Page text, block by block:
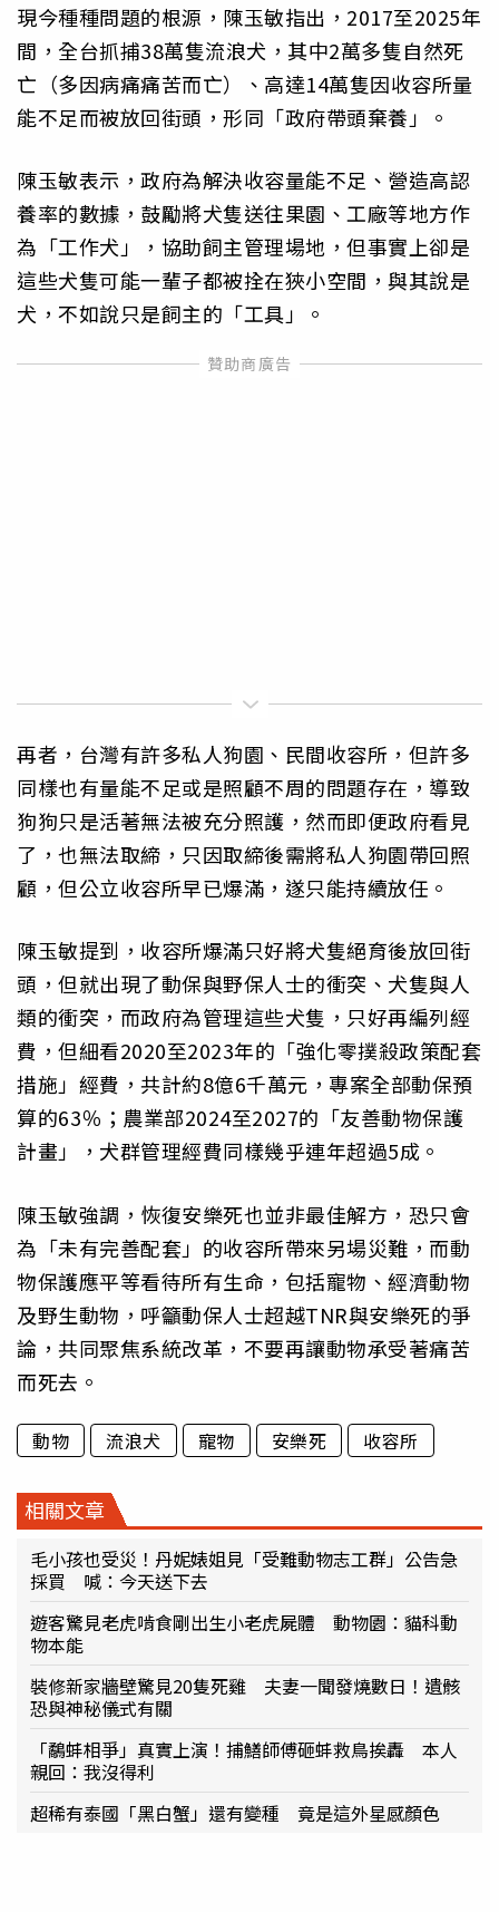
現今種種問題的根源，陳玉敏指出，2017至2025年
間，全台抓捕38萬隻流浪犬，其中2萬多隻自然死
亡（多因病痛痛苦而亡）、高達14萬隻因收容所量
能不足而被放回街頭，形同「政府帶頭棄養」。
陳玉敏表示，政府為解決收容量能不足、營造高認
養率的數據，鼓勵將犬隻送往果園、工廠等地方作
為「工作犬」，協助飼主管理場地，但事實上卻是
這些犬隻可能一輩子都被拴在狹小空間，與其說是
犬，不如說只是飼主的「工具」。
再者，台灣有許多私人狗園、民間收容所，但許多
同樣也有量能不足或是照顧不周的問題存在，導致
狗狗只是活著無法被充分照護，然而即便政府看見
了，也無法取締，只因取締後需將私人狗園帶回照
顧，但公立收容所早已爆滿，遂只能持續放任。
陳玉敏提到，收容所爆滿只好將犬隻絕育後放回街
頭，但就出現了動保與野保人士的衝突、犬隻與人
類的衝突，而政府為管理這些犬隻，只好再編列經
費，但細看2020至2023年的「強化零撲殺政策配套
措施」經費，共計約8億6千萬元，專案全部動保預
算的63％；農業部2024至2027的「友善動物保護
計畫」，犬群管理經費同樣幾乎連年超過5成。
陳玉敏強調，恢復安樂死也並非最佳解方，恐只會
為「未有完善配套」的收容所帶來另場災難，而動
物保護應平等看待所有生命，包括寵物、經濟動物
及野生動物，呼籲動保人士超越TNR與安樂死的爭
論，共同聚焦系統改革，不要再讓動物承受著痛苦
而死去。
動物 流浪犬 寵物 安樂死 收容所
相關文章
毛小孩也受災！丹妮婊姐見「受難動物志工群」公告急
採買 喊：今天送下去
遊客驚見老虎啃食剛出生小老虎屍體 動物園：貓科動
物本能
裝修新家牆壁驚見20隻死雞 夫妻一聞發燒數日！遺骸
恐與神秘儀式有關
「鷸蚌相爭」真實上演！捕鱔師傅砸蚌救鳥挨轟 本人
親回：我沒得利
超稀有泰國「黑白蟹」還有變種 竟是這外星感顏色